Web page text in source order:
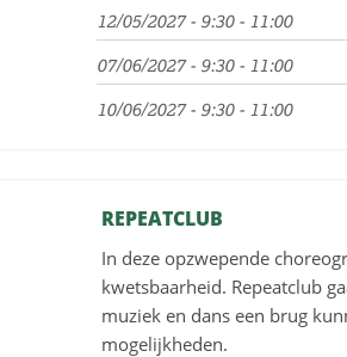
12/05/2027 - 9:30 - 11:00
07/06/2027 - 9:30 - 11:00
10/06/2027 - 9:30 - 11:00
REPEATCLUB
In deze opzwepende
kwetsbaarheid. Repeatclub
muziek en dans een brug
mogelijkheden.